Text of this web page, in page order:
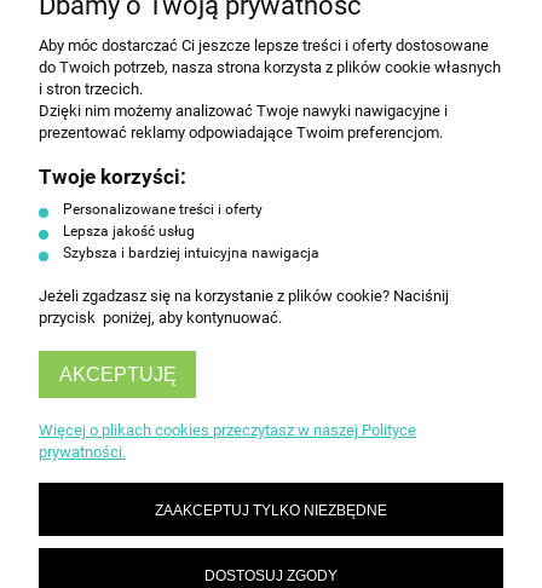
Wyrażam zgodę na przesyłanie informacji
handlowej na poniższy adres email. Więcej w
Polityce prywatności.
ZAPISZ SIĘ
Aby móc dostarczać Ci jeszcze lepsze treści i oferty dostosowane
do Twoich potrzeb, nasza strona korzysta z plików cookie własnych
i stron trzecich.
Dzięki nim możemy analizować Twoje nawyki nawigacyjne i
prezentować reklamy odpowiadające Twoim preferencjom.
Twoje korzyści:
Personalizowane treści i oferty
Lepsza jakość usług
Szybsza i bardziej intuicyjna nawigacja
Jeżeli zgadzasz się na korzystanie z plików cookie? Naciśnij
przycisk poniżej, aby kontynuować.
AKCEPTUJĘ
Więcej o plikach cookies przeczytasz w naszej Polityce
prywatności.
ZAAKCEPTUJ TYLKO NIEZBĘDNE
DOSTOSUJ ZGODY